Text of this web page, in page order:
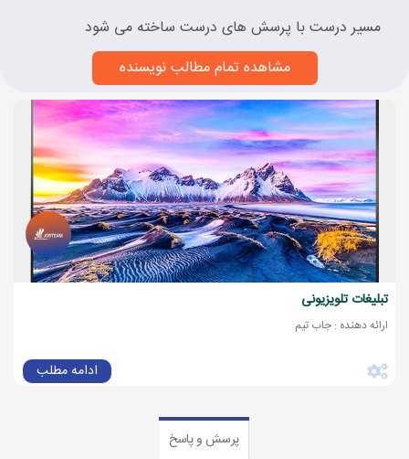
مسیر درست با پرسش های درست ساخته می شود
مشاهده تمام مطالب نویسنده
تبلیغات تلویزیونی
ارائه دهنده : جاب تیم
ادامه مطلب
پرسش و پاسخ